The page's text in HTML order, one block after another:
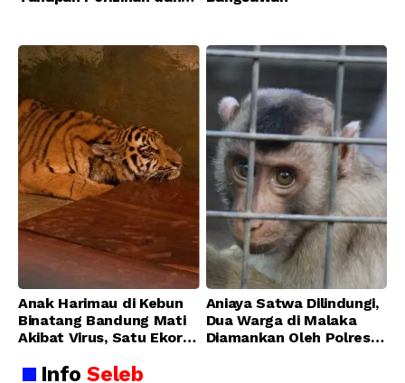
Anak Harimau di Kebun
Binatang Bandung Mati
Akibat Virus, Satu Ekor
Membaik
Aniaya Satwa Dilindungi,
Dua Warga di Malaka
Diamankan Oleh Polres
InfoSeleb